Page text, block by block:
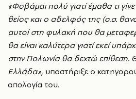
«Φοβάμαι πολύ γιατί έμαθα τι
θείος και ο αδελφός της (σ.σ.
αυτοί στη φυλακή που θα
θα είναι καλύτερα γιατί εκεί
στην Πολωνία θα δεχτώ επίθεση.
Ελλάδα», υποστήριξε ο
απολογία του.